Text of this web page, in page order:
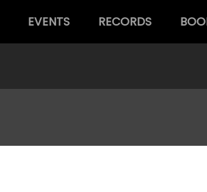
EVENTS RECORDS